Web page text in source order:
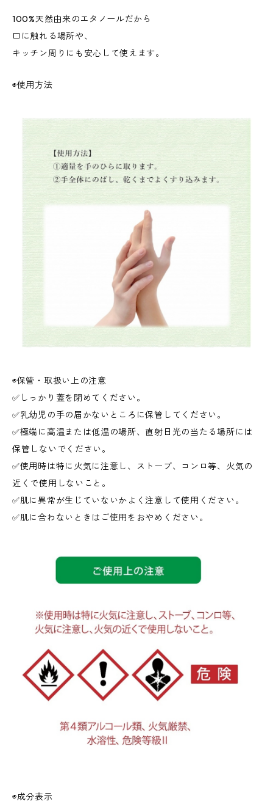
100%天然由来のエタノールだから
口に触れる場所や、
キッチン周りにも安心して使えます。
◉使用方法
◉保管・取扱い上の注意
✅しっかり蓋を閉めてください。
✅乳幼児の手の届かないところに保管してください。
✅極端に高温または低温の場所、直射日光の当たる場所には
保管しないでください。
✅使用時は特に火気に注意し、ストーブ、コンロ等、火気の
近くで使用しないこと。
✅肌に異常が生じていないかよく注意して使用ください。
✅肌に合わないときはご使用をおやめください。
◉成分表示